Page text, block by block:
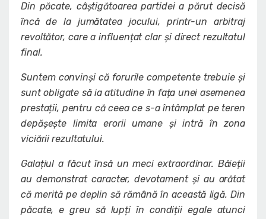
Din păcate, câștigătoarea partidei a părut decisă
încă de la jumătatea jocului, printr-un arbitraj
revoltător, care a influențat clar și direct rezultatul
final.
Suntem convinși că forurile competente trebuie și
sunt obligate să ia atitudine în fața unei asemenea
prestații, pentru că ceea ce s-a întâmplat pe teren
depășește limita erorii umane și intră în zona
viciării rezultatului.
Galațiul a făcut însă un meci extraordinar. Băieții
au demonstrat caracter, devotament și au arătat
că merită pe deplin să rămână în această ligă. Din
păcate, e greu să lupți în condiții egale atunci